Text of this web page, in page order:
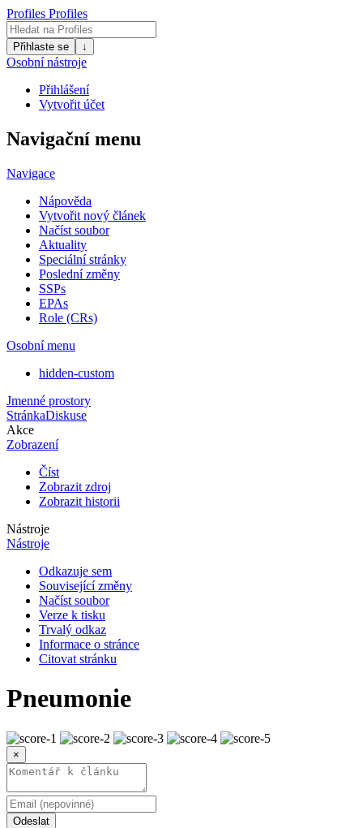
Profiles Profiles
Přihlaste se ↓
Osobní nástroje
Přihlášení
Vytvořit účet
Navigační menu
Navigace
Nápověda
Vytvořit nový článek
Načíst soubor
Aktuality
Speciální stránky
Poslední změny
SSPs
EPAs
Role (CRs)
Osobní menu
hidden-custom
Jmenné prostory
StránkaDiskuse
Akce
Zobrazení
Číst
Zobrazit zdroj
Zobrazit historii
Nástroje
Nástroje
Odkazuje sem
Související změny
Načíst soubor
Verze k tisku
Trvalý odkaz
Informace o stránce
Citovat stránku
Pneumonie
×
Odeslat